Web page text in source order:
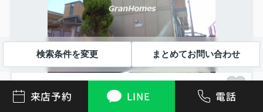
神戸市西区伊川谷町潤和
検索条件を変更 まとめてお問い合わせ
来店予約 LINE 電話